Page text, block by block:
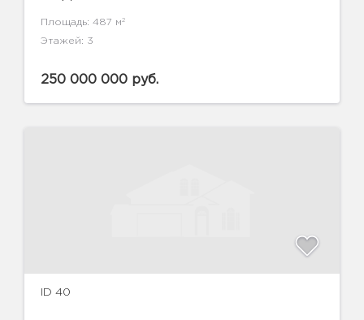
Площадь: 487 м 2
Этажей: 3
250 000 000 руб.
ID 40